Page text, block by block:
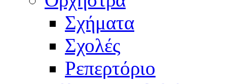
Σχήματα
Σχολές
Ρεπερτόριο